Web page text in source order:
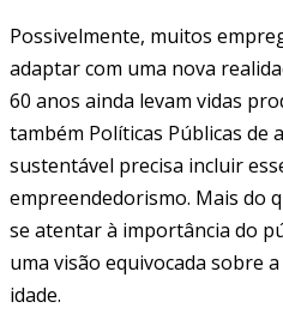
Possivelmente, muitos
adaptar com uma nova
60 anos ainda levam vidas
também Políticas Públicas de
sustentável precisa incluir
empreendedorismo. Mais do
se atentar à importância do
uma visão equivocada sobre
idade.